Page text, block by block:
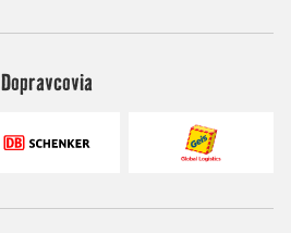
Dopravcovia